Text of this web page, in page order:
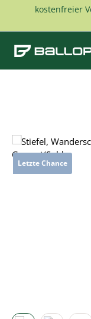
Zum Hauptinhalt
kostenfreier
Bildergalerie
Letzte Chance